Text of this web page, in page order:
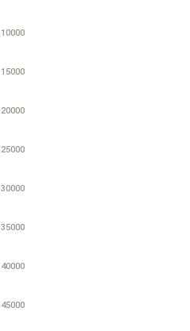
10000
15000
20000
25000
30000
35000
40000
45000